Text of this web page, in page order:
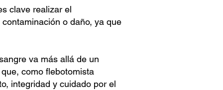
clave realizar el
o daño, ya que
va más allá de un
como flebotomista
integridad y cuidado por el